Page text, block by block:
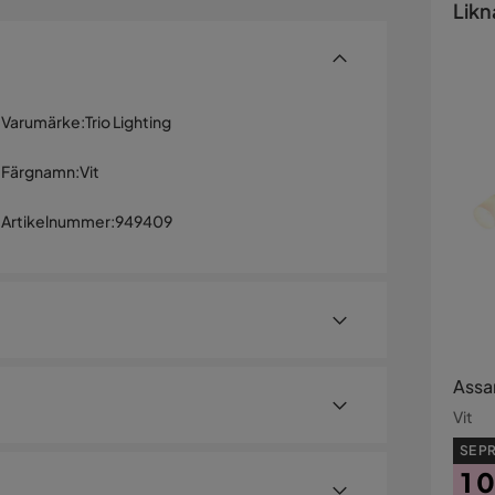
Varumärke:Trio Lighting
Färgnamn:Vit
Artikelnummer:949409
Vit
SE
1